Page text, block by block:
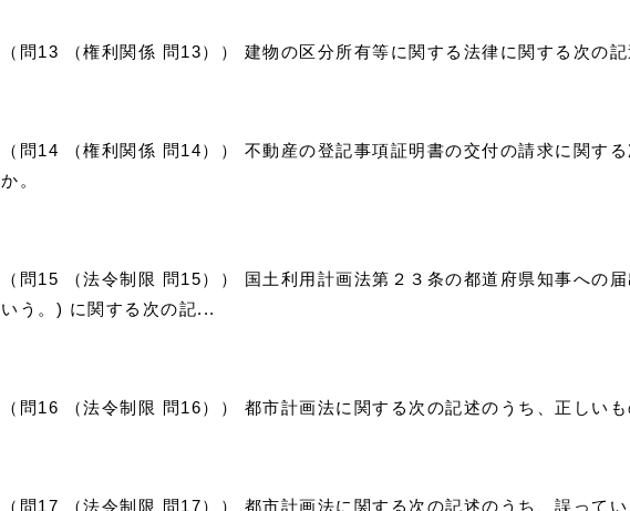
（問13 （権利関係 問13）） 建物の区分所有等に関する法律に関する次の
（問14 （権利関係 問14）） 不動産の登記事項証明書の交付の請求に関す
か。
（問15 （法令制限 問15）） 国土利用計画法第２３条の都道府県知事への
いう。) に関する次の記...
（問16 （法令制限 問16）） 都市計画法に関する次の記述のうち、正しいも
（問17 （法令制限 問17）） 都市計画法に関する次の記述のうち、誤って